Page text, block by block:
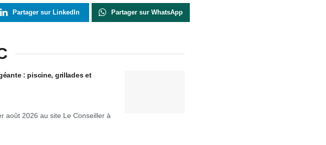
Partager sur LinkedIn Partager sur WhatsApp
: piscine, grillades et
août 2026 au site Le Conseiller à